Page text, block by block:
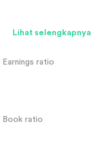
Lihat selengkapnya
Earnings ratio
Book ratio